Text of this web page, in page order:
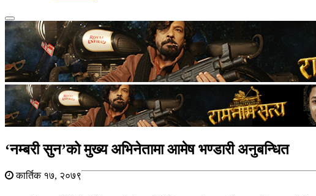
Toggle
navigation
‘नम्बरी सुन’को मुख्य अभिनेतामा आमेष भण्डारी अनुबन्धित
कार्तिक १७, २०७९